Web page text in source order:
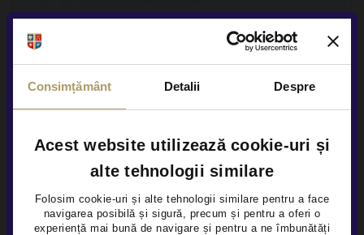
Consimțământ Detalii Despre
Acest website utilizează cookie-uri și
alte tehnologii similare
Folosim cookie-uri și alte tehnologii similare pentru a face
navigarea posibilă și sigură, precum și pentru a oferi o
experiență mai bună de navigare și pentru a ne îmbunătăți
×